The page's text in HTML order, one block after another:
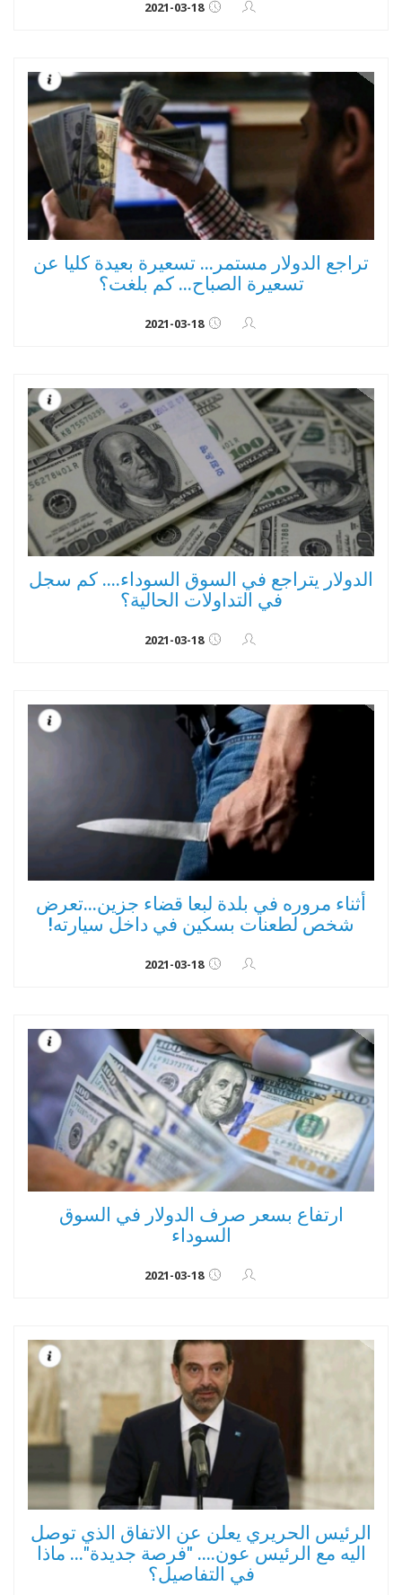
2021-03-18
تراجع الدولار مستمر... تسعيرة بعيدة كليا عن
تسعيرة الصباح... كم بلغت؟
2021-03-18
الدولار يتراجع في السوق السوداء.... كم سجل
في التداولات الحالية؟
2021-03-18
أثناء مروره في بلدة لبعا قضاء جزين...تعرض
شخص لطعنات بسكين في داخل سيارته!
2021-03-18
ارتفاع بسعر صرف الدولار في السوق
السوداء
2021-03-18
الرئيس الحريري يعلن عن الاتفاق الذي توصل
اليه مع الرئيس عون.... "فرصة جديدة"... ماذا
في التفاصيل؟